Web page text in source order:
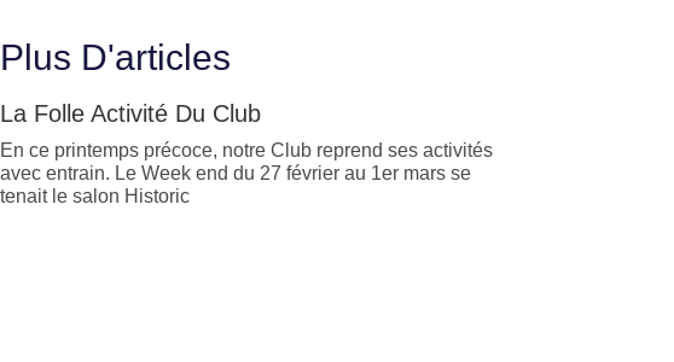
Plus D'articles
La Folle Activité Du Club
En ce printemps précoce, notre Club reprend ses activités
avec entrain. Le Week end du 27 février au 1er mars se
tenait le salon Historic